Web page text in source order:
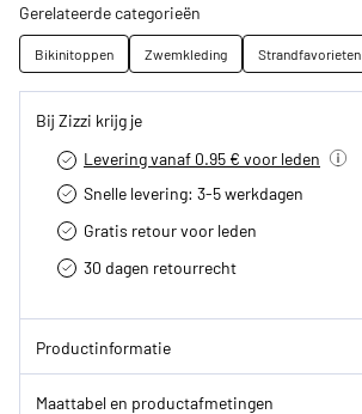
Gerelateerde categorieën
Bikinitoppen Zwemkleding Strandfavorieten
Bij Zizzi krijg je
Levering vanaf 0.95 € voor leden
Snelle levering: 3-5 werkdagen
Gratis retour voor leden
30 dagen retourrecht­
Productinformatie
Maattabel en productafmetingen